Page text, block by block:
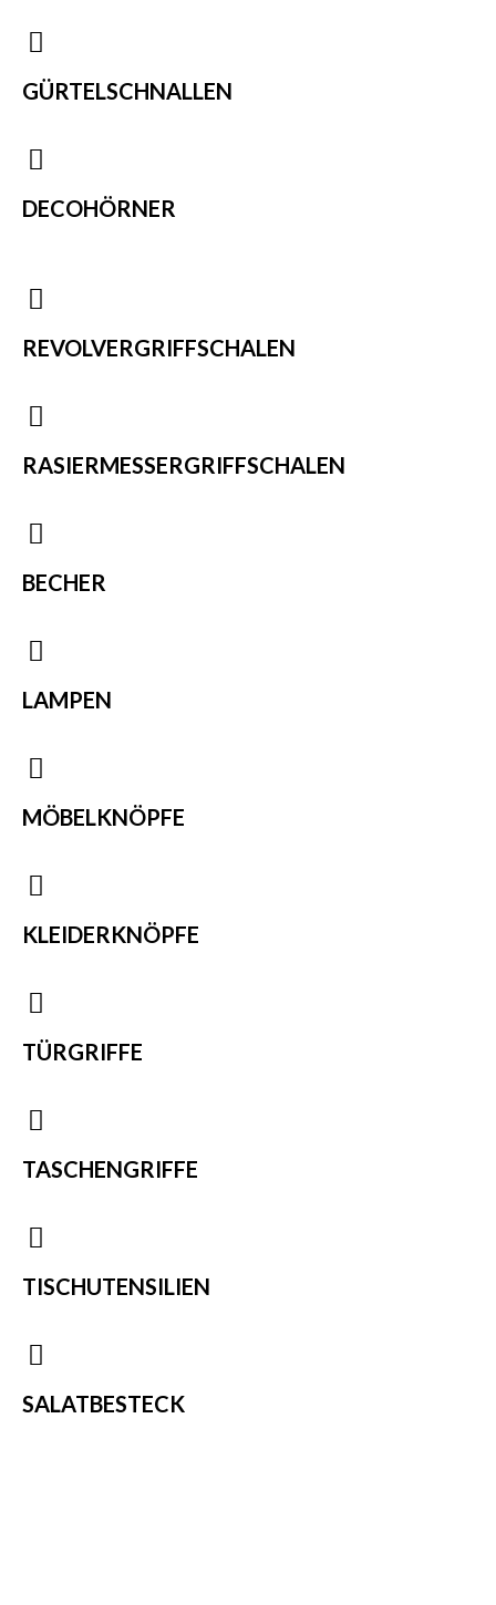
GÜRTELSCHNALLEN
DECOHÖRNER
REVOLVERGRIFFSCHALEN
RASIERMESSERGRIFFSCHALEN
BECHER
LAMPEN
MÖBELKNÖPFE
KLEIDERKNÖPFE
TÜRGRIFFE
TASCHENGRIFFE
TISCHUTENSILIEN
SALATBESTECK